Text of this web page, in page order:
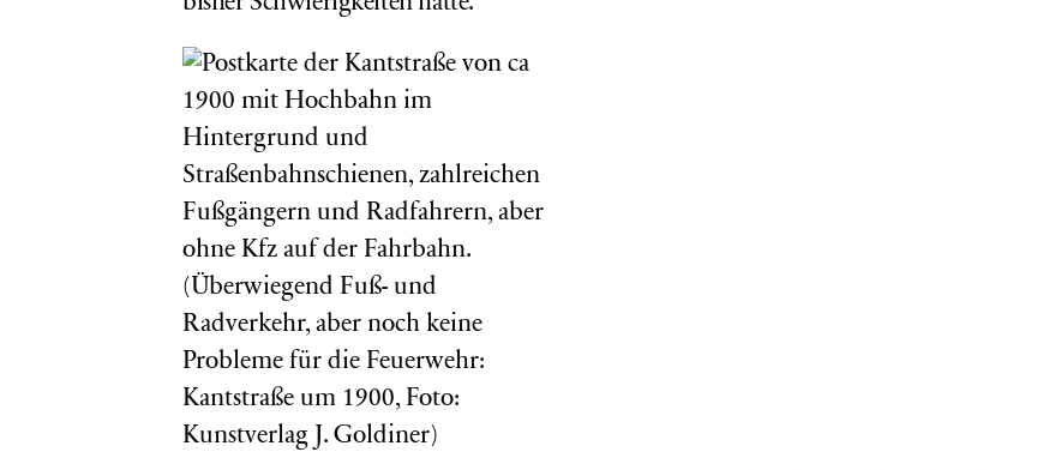
(Überwiegend Fuß- und
Radverkehr, aber noch keine
Probleme für die Feuerwehr:
Kantstraße um 1900, Foto:
Kunstverlag J. Goldiner)